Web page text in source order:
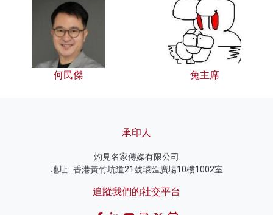
何民傑 兔主席
承印人
灼見名家傳媒有限公司
地址 : 香港黃竹坑道21號環匯廣場10樓1002室
追蹤我們的社交平台